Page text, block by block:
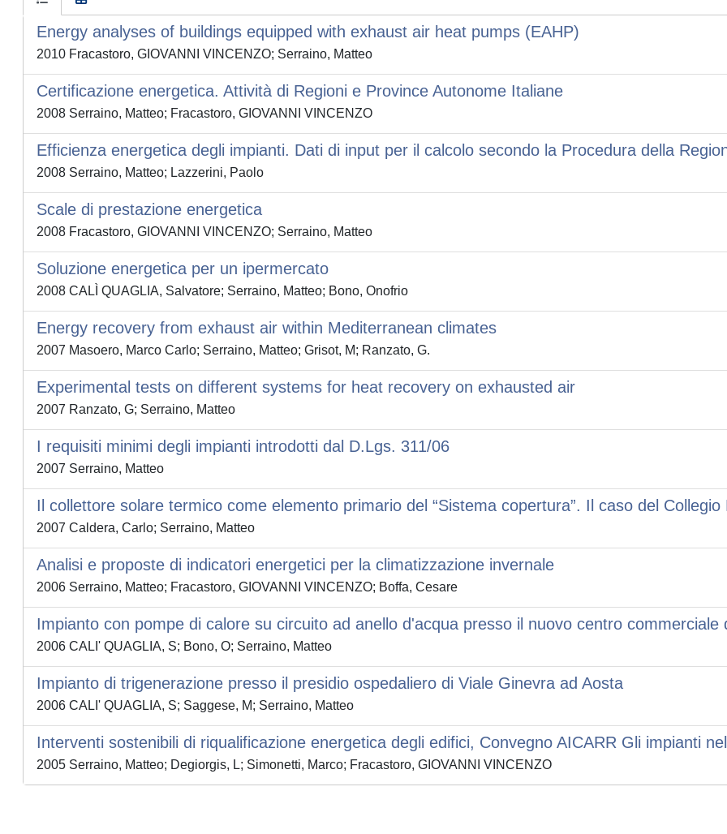
Energy analyses of buildings equipped with exhaust air heat pumps (EAHP)
2010 Fracastoro, GIOVANNI VINCENZO; Serraino, Matteo
Certificazione energetica. Attività di Regioni e Province Autonome Italiane
2008 Serraino, Matteo; Fracastoro, GIOVANNI VINCENZO
Efficienza energetica degli impianti. Dati di input per il calcolo secondo la Procedura della
2008 Serraino, Matteo; Lazzerini, Paolo
Scale di prestazione energetica
2008 Fracastoro, GIOVANNI VINCENZO; Serraino, Matteo
Soluzione energetica per un ipermercato
2008 CALÌ QUAGLIA, Salvatore; Serraino, Matteo; Bono, Onofrio
Energy recovery from exhaust air within Mediterranean climates
2007 Masoero, Marco Carlo; Serraino, Matteo; Grisot, M; Ranzato, G.
Experimental tests on different systems for heat recovery on exhausted air
2007 Ranzato, G; Serraino, Matteo
I requisiti minimi degli impianti introdotti dal D.Lgs. 311/06
2007 Serraino, Matteo
Il collettore solare termico come elemento primario del “Sistema copertura”. Il caso del Collegio
2007 Caldera, Carlo; Serraino, Matteo
Analisi e proposte di indicatori energetici per la climatizzazione invernale
2006 Serraino, Matteo; Fracastoro, GIOVANNI VINCENZO; Boffa, Cesare
Impianto con pompe di calore su circuito ad anello d'acqua presso il nuovo centro commerciale
2006 CALI' QUAGLIA, S; Bono, O; Serraino, Matteo
Impianto di trigenerazione presso il presidio ospedaliero di Viale Ginevra ad Aosta
2006 CALI' QUAGLIA, S; Saggese, M; Serraino, Matteo
Interventi sostenibili di riqualificazione energetica degli edifici, Convegno AICARR Gli impianti
2005 Serraino, Matteo; Degiorgis, L; Simonetti, Marco; Fracastoro, GIOVANNI VINCENZO